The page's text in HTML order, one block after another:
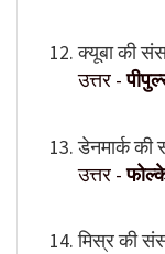
क्यूबा की
उत्तर -
डेनमार्क की
उत्तर -
मिस्र की